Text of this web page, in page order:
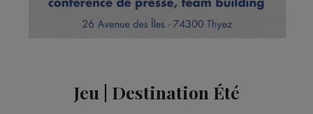
Jeu | Destination Été